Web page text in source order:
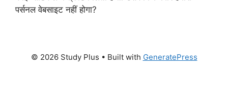
पर्सनल वेबसाइट नहीं होगा?
© 2026 Study Plus • Built with GeneratePress